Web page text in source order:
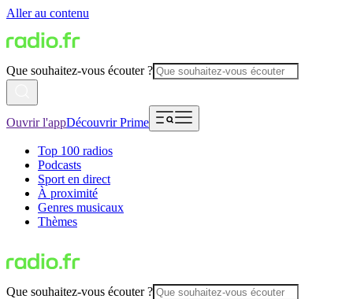
Aller au contenu
Que souhaitez-vous écouter ?
Ouvrir l'appDécouvrir Prime
Top 100 radios
Podcasts
Sport en direct
À proximité
Genres musicaux
Thèmes
Que souhaitez-vous écouter ?